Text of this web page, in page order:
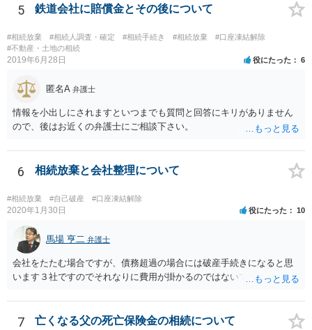
書類を提出されることをおすすめいたします。 なお、お父様の債務が
他にもあるかもしれないというリスクを考えますと、相続放棄の申述
にあたっては、法テラスの無料相談等を利用して弁護士に相談するこ
とも十分考えられるかと存じます。また、ご記載いただいた事実関係
を拝見するかぎり、再婚相手のかたは既に相続放棄をされている可能
5 鉄道会社に賠償金とその後について
#相続放棄 #相続人調査・確定 #相続手続き #相続放棄
#口座凍結解除
#不動産・土地の相続
2019年6月28日 役にたった 6
匿名A 弁護士
情報を小出しにされますといつまでも質問と回答にキリがありません
ので、後はお近くの弁護士にご相談下さい。
6 相続放棄と会社整理について
#相続放棄 #自己破産 #口座凍結解除
2020年1月30日 役にたった 10
馬場 亨二 弁護士
会社をたたむ場合ですが、債務超過の場合には破産手続きになると思
います３社ですのでそれなりに費用が掛かるのではないでしょうか。
7 亡くなる父の死亡保険金の相続について